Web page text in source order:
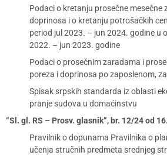
Podaci o kretanju prosečne mesečne
doprinosa i o kretanju potrošačkih
period jul 2023. – jun 2024. godine u
2022. – jun 2023. godine
Podaci o prosečnim zaradama i
poreza i doprinosa po zaposlenom,
Spisak srpskih standarda iz oblasti
pranje sudova u domaćinstvu
“Sl. gl. RS – Prosv. glasnik”, br. 12/24 od
Pravilnik o dopunama Pravilnika o
učenja stručnih predmeta srednjeg